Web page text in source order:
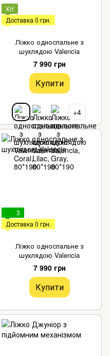
Хіт
Доставка 0 грн.
Ліжко односпальне з
шухлядою Valencia
7 990 грн
Купити
+4
3
Доставка 0 грн.
Ліжко односпальне з
шухлядою Valencia
7 990 грн
Купити